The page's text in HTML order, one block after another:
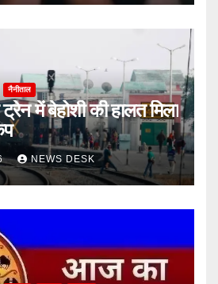
नैनीताल
ट्रेन में बेहोशी की हालत मिला
NEWS DESK